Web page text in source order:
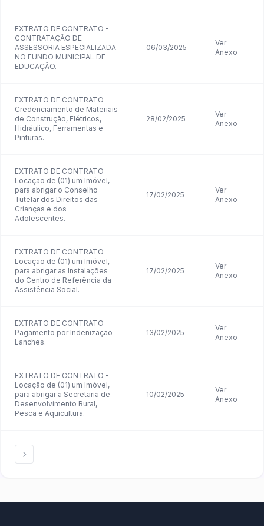
EXTRATO DE CONTRATO -
CONTRATAÇÃO DE
ASSESSORIA ESPECIALIZADA
NO FUNDO MUNICIPAL DE
EDUCAÇÃO.
06/03/2025
Ver
Anexo
EXTRATO DE CONTRATO -
Credenciamento de Materiais
de Construção, Elétricos,
Hidráulico, Ferramentas e
Pinturas.
28/02/2025
Ver
Anexo
EXTRATO DE CONTRATO -
Locação de (01) um Imóvel,
para abrigar o Conselho
Tutelar dos Direitos das
Crianças e dos
Adolescentes.
17/02/2025
Ver
Anexo
EXTRATO DE CONTRATO -
Locação de (01) um Imóvel,
para abrigar as Instalações
do Centro de Referência da
Assistência Social.
17/02/2025
Ver
Anexo
EXTRATO DE CONTRATO -
Pagamento por Indenização –
Lanches.
13/02/2025
Ver
Anexo
EXTRATO DE CONTRATO -
Locação de (01) um Imóvel,
para abrigar a Secretaria de
Desenvolvimento Rural,
Pesca e Aquicultura.
10/02/2025
Ver
Anexo